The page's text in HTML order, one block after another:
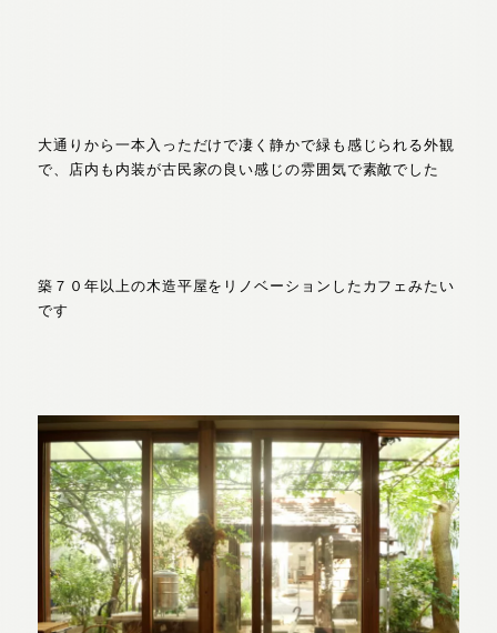
大通りから一本入っただけで凄く静かで緑も感じられる外観
で、店内も内装が古民家の良い感じの雰囲気で素敵でした
築７０年以上の木造平屋をリノベーションしたカフェみたい
です